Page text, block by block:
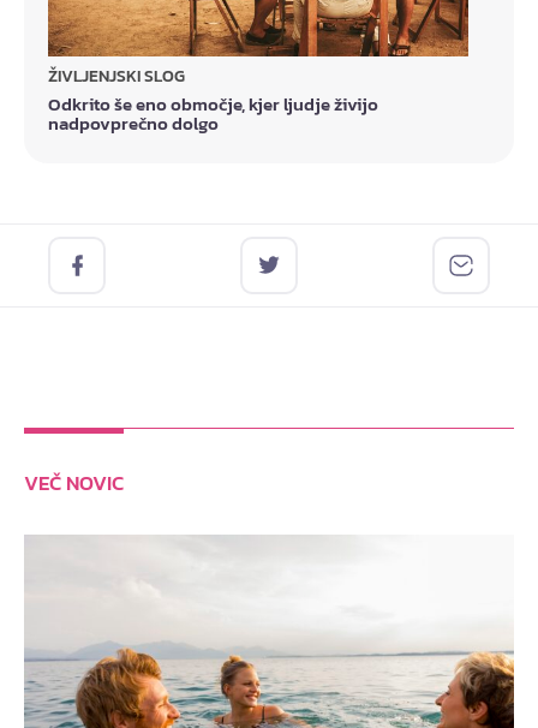
ŽIVLJENJSKI SLOG
Odkrito še eno območje, kjer ljudje živijo
nadpovprečno dolgo
VEČ NOVIC